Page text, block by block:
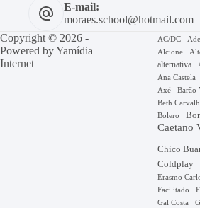
E-mail:
moraes.school@hotmail.com
Copyright © 2026 -
Powered byYamídia
Internet
AC/DC
Alcione
alternativa
Ana Castela
Axé Barão
Beth
Bolero
Caetano
Chico
Coldplay
Erasmo
Facilitado
Gal Costa